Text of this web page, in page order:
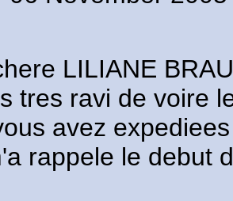
LILIANE
tres ravi de voire
avez
rappele le debut